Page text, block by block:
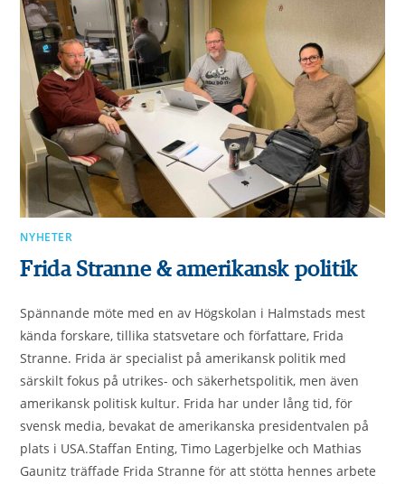
NYHETER
Frida Stranne & amerikansk politik
Spännande möte med en av Högskolan i Halmstads mest
kända forskare, tillika statsvetare och författare, Frida
Stranne. Frida är specialist på amerikansk politik med
särskilt fokus på utrikes- och säkerhetspolitik, men även
amerikansk politisk kultur. Frida har under lång tid, för
svensk media, bevakat de amerikanska presidentvalen på
plats i USA.Staffan Enting, Timo Lagerbjelke och Mathias
Gaunitz träffade Frida Stranne för att stötta hennes arbete